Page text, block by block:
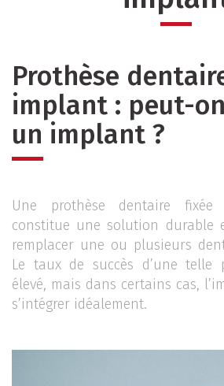
Prothèse
implant : peut-
un implant ?
Une prothèse dentaire
constitue une solution durable
remplacer une ou plusieurs
Le taux de succès d’une telle
élevé, mais dans certains cas,
s’intégrer idéalement.